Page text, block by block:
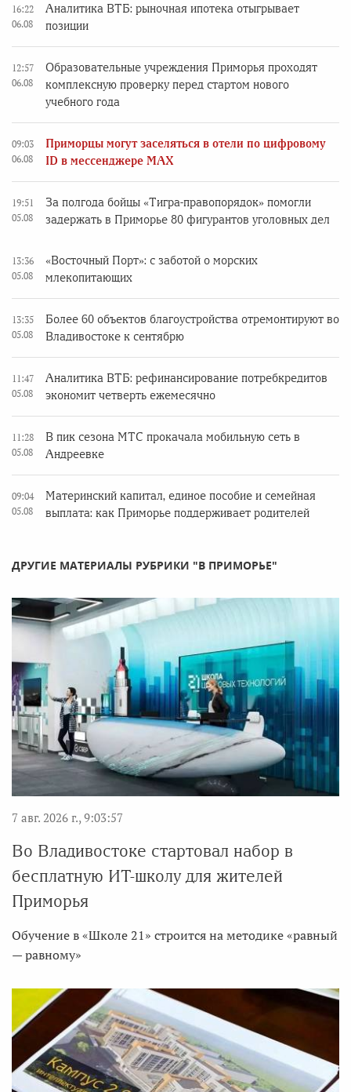
16:22
06.08
Аналитика ВТБ: рыночная ипотека отыгрывает
позиции
12:57
06.08
Образовательные учреждения Приморья проходят
комплексную проверку перед стартом нового
учебного года
09:03
06.08
Приморцы могут заселяться в отели по цифровому
ID в мессенджере MAX
19:51
05.08
За полгода бойцы «Тигра-правопорядок» помогли
задержать в Приморье 80 фигурантов уголовных дел
13:36
05.08
«Восточный Порт»: с заботой о морских
млекопитающих
13:35
05.08
Более 60 объектов благоустройства отремонтируют во
Владивостоке к сентябрю
11:47
05.08
Аналитика ВТБ: рефинансирование потребкредитов
экономит четверть ежемесячно
11:28
05.08
В пик сезона МТС прокачала мобильную сеть в
Андреевке
09:04
05.08
Материнский капитал, единое пособие и семейная
выплата: как Приморье поддерживает родителей
ДРУГИЕ МАТЕРИАЛЫ РУБРИКИ "В ПРИМОРЬЕ"
7 авг. 2026 г., 9:03:57
Во Владивостоке стартовал набор в
бесплатную ИТ-школу для жителей
Приморья
Обучение в «Школе 21» строится на методике «равный
— равному»